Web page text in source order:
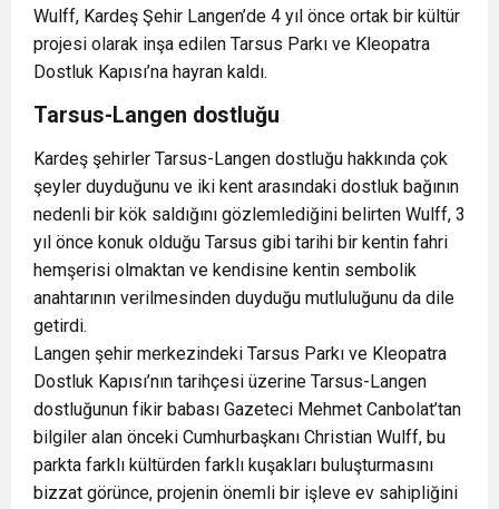
Wulff, Kardeş Şehir Langen’de 4 yıl önce ortak bir kültür
projesi olarak inşa edilen Tarsus Parkı ve Kleopatra
Dostluk Kapısı’na hayran kaldı.
Tarsus-Langen dostluğu
Kardeş şehirler Tarsus-Langen dostluğu hakkında çok
şeyler duyduğunu ve iki kent arasındaki dostluk bağının
nedenli bir kök saldığını gözlemlediğini belirten Wulff, 3
yıl önce konuk olduğu Tarsus gibi tarihi bir kentin fahri
hemşerisi olmaktan ve kendisine kentin sembolik
anahtarının verilmesinden duyduğu mutluluğunu da dile
getirdi.
Langen şehir merkezindeki Tarsus Parkı ve Kleopatra
Dostluk Kapısı’nın tarihçesi üzerine Tarsus-Langen
dostluğunun fikir babası Gazeteci Mehmet Canbolat’tan
bilgiler alan önceki Cumhurbaşkanı Christian Wulff, bu
parkta farklı kültürden farklı kuşakları buluşturmasını
bizzat görünce, projenin önemli bir işleve ev sahipliğini